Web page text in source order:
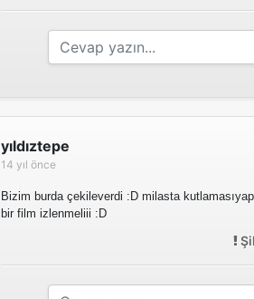
yıldıztepe
14 yıl önce
Bizim burda çekileverdi :D milasta
bir film izlenmeliii :D